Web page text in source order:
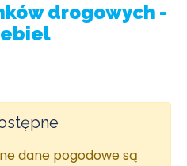
drogowych -
dane pogodowe są